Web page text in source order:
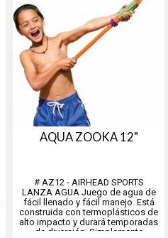
AQUA ZOOKA 12"
# AZ12 - AIRHEAD SPORTS
LANZA AGUA Juego de agua de
fácil llenado y fácil manejo. Está
construida con termoplásticos de
alto impacto y durará temporadas
de diversión. Simplemente